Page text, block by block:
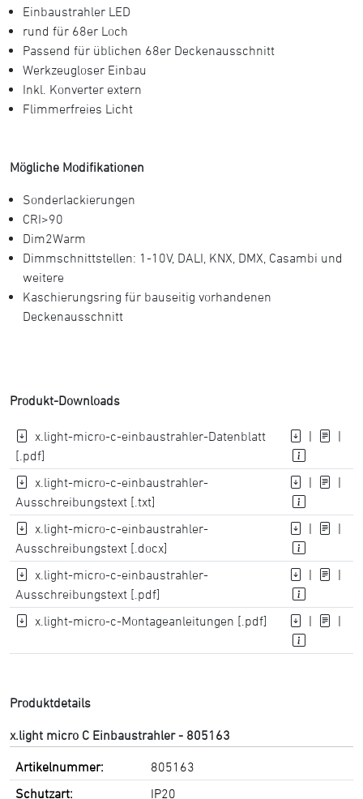
Einbaustrahler LED
rund für 68er Loch
Passend für üblichen 68er Deckenausschnitt
Werkzeugloser Einbau
Inkl. Konverter extern
Flimmerfreies Licht
Mögliche Modifikationen
Sonderlackierungen
CRI>90
Dim2Warm
Dimmschnittstellen: 1-10V, DALI, KNX, DMX, Casambi und
weitere
Kaschierungsring für bauseitig vorhandenen
Deckenausschnitt
Produkt-Downloads
x.light-micro-c-einbaustrahler-Datenblatt
[.pdf]
| |
x.light-micro-c-einbaustrahler-
Ausschreibungstext [.txt]
| |
x.light-micro-c-einbaustrahler-
Ausschreibungstext [.docx]
| |
x.light-micro-c-einbaustrahler-
Ausschreibungstext [.pdf]
| |
x.light-micro-c-Montageanleitungen [.pdf] | |
Produktdetails
x.light micro C Einbaustrahler - 805163
Artikelnummer:
805163
Schutzart:
IP20